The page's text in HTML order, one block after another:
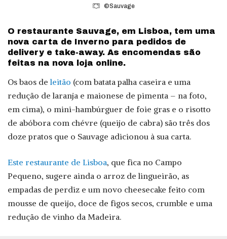
©Sauvage
O restaurante Sauvage, em Lisboa, tem uma
nova carta de Inverno para pedidos de
delivery e take-away. As encomendas são
feitas na nova loja online.
Os baos de leitão (com batata palha caseira e uma
redução de laranja e maionese de pimenta – na foto,
em cima), o mini-hambúrguer de foie gras e o risotto
de abóbora com chévre (queijo de cabra) são três dos
doze pratos que o Sauvage adicionou à sua carta.
Este restaurante de Lisboa, que fica no Campo
Pequeno, sugere ainda o arroz de lingueirão, as
empadas de perdiz e um novo cheesecake feito com
mousse de queijo, doce de figos secos, crumble e uma
redução de vinho da Madeira.